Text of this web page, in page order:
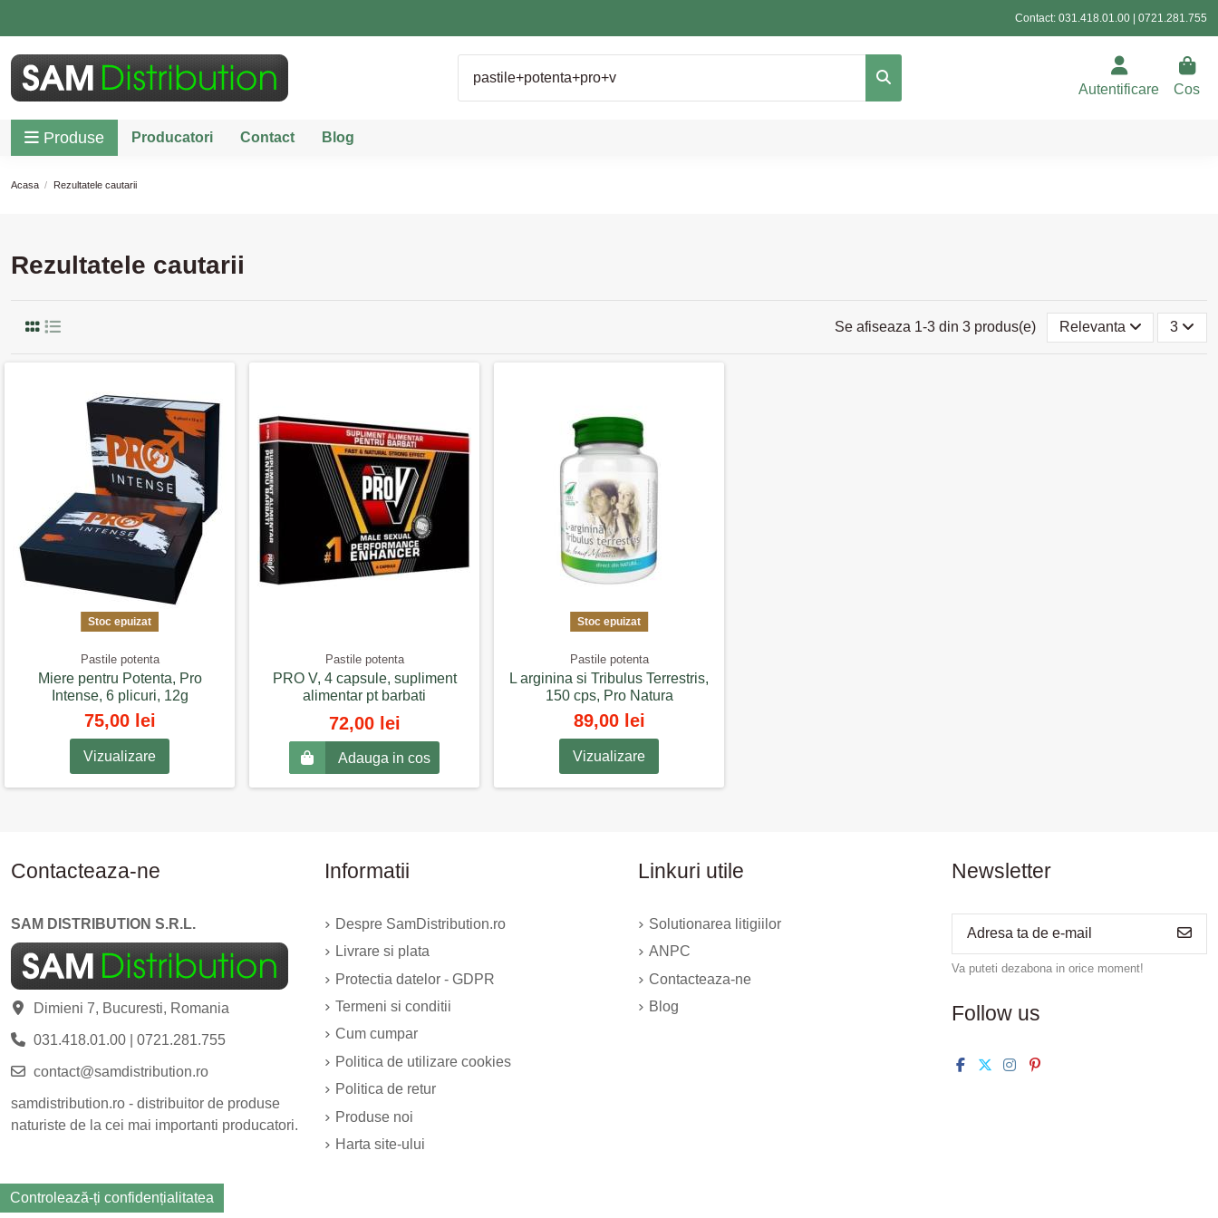
Contact: 031.418.01.00 0721.281.755
Autentificare Cos
Produse Producatori Contact Blog
Acasa Rezultatele cautarii
Rezultatele cautarii
Se afiseaza 1-3 din 3 produs(e) Relevanta 3
Stoc epuizat
Pastile potenta
Miere pentru Potenta, Pro
Intense, 6 plicuri, 12g
75,00 lei
Vizualizare
Pastile potenta
PRO V, 4 capsule, supliment
alimentar pt barbati
72,00 lei
Adauga in cos
Stoc epuizat
Pastile potenta
L arginina si Tribulus Terrestris,
150 cps, Pro Natura
89,00 lei
Vizualizare
Contacteaza-ne
SAM DISTRIBUTION S.R.L.
Dimieni 7, Bucuresti, Romania
031.418.01.00| 0721.281.755
contact@samdistribution.ro
samdistribution.ro - distribuitor de produse
naturiste de la cei mai importanti producatori.
Informatii
Despre SamDistribution.ro
Livrare si plata
Protectia datelor - GDPR
Termeni si conditii
Cum cumpar
Politica de utilizare cookies
Politica de retur
Produse noi
Harta site-ului
Linkuri utile
Solutionarea litigiilor
ANPC
Contacteaza-ne
Blog
Newsletter
Va puteti dezabona in orice moment!
Follow us
Controlează-ți confidențialitatea